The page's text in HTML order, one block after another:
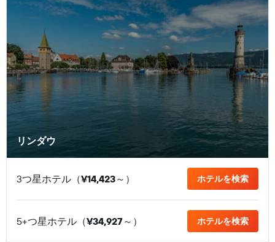
リンダウ
3つ星ホテル（¥14,423​～） ホテルを検索
5+つ星ホテル（¥34,927​～） ホテルを検索